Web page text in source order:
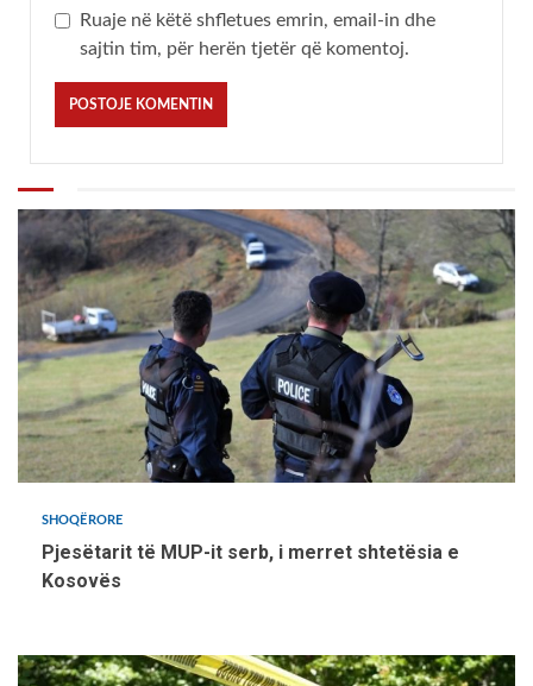
Ruaje në këtë shfletues emrin, email-in dhe
sajtin tim, për herën tjetër që komentoj.
SHOQËRORE
Pjesëtarit të MUP-it serb, i merret shtetësia e
Kosovës